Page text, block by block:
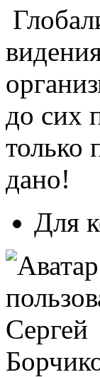
до сих
только
Для